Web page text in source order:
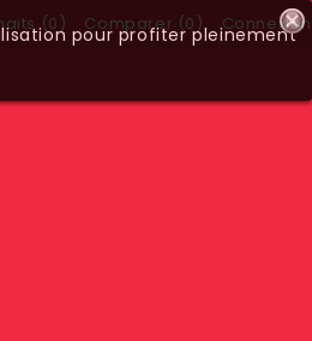
Connexion
Comparer (0)
(0) pour profiter pleinement